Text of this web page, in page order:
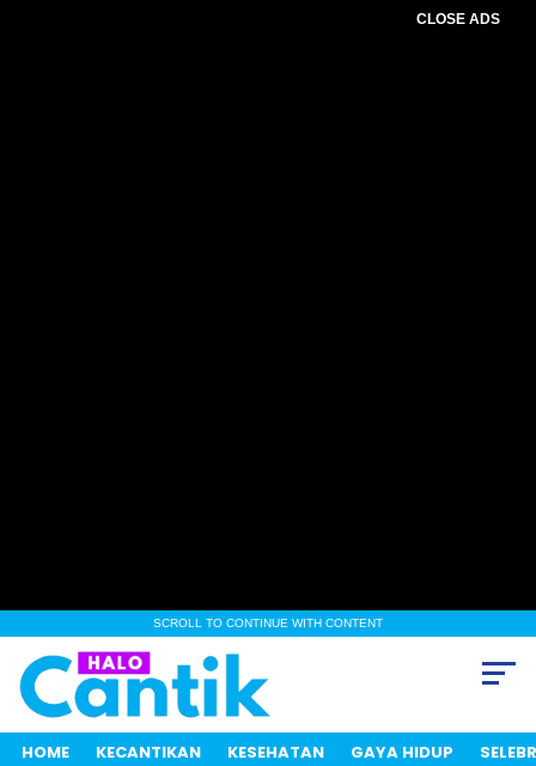
CLOSE ADS
SCROLL TO CONTINUE WITH CONTENT
HOME KECANTIKAN KESEHATAN GAYA HIDUP